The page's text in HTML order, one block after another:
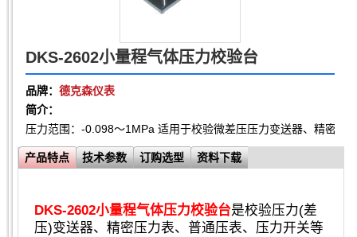
DKS-2602小量程气体压力校验台
品牌： 德克森仪表
简介：
压力范围：-0.098～1MPa 适用于校验微差压压力变送器、精密压
产品特点 技术参数 订购选型 资料下载
DKS-2602小量程气体压力校验台是校验压力(差
压)变送器、精密压力表、普通压表、压力开关等